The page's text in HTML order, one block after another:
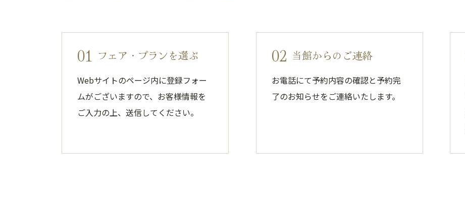
01 フェア・プランを選ぶ
Webサイトのページ内に登録フォー
ムがございますので、お客様情報を
ご入力の上、送信してください。
02 当館からのご連絡
お電話にて予約内容の確認と予約完
了のお知らせをご連絡いたします。